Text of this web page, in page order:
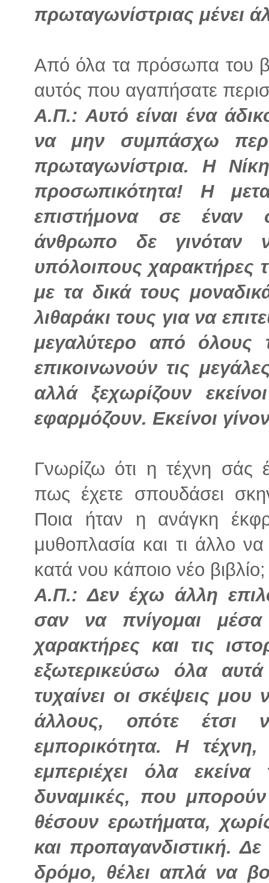
πρωταγωνίστριας μένει
Από όλα τα πρόσωπα του
αυτός που αγαπήσατε
Α.Π.: Αυτό είναι ένα
να μην συμπάσχω
πρωταγωνίστρια. Η
προσωπικότητα! Η
επιστήμονα σε έναν
άνθρωπο δε γινόταν
υπόλοιπους χαρακτήρες
με τα δικά τους
λιθαράκι τους για να
μεγαλύτερο από όλους
επικοινωνούν τις
αλλά ξεχωρίζουν
εφαρμόζουν. Εκείνοι
Γνωρίζω ότι η τέχνη σάς
πως έχετε σπουδάσει
Ποια ήταν η ανάγκη
μυθοπλασία και τι άλλο
κατά νου κάποιο νέο βιβλίο;
Α.Π.: Δεν έχω άλλη
σαν να πνίγομαι
χαρακτήρες και τις
εξωτερικεύσω όλα
τυχαίνει οι σκέψεις μου
άλλους, οπότε έτσι
εμπορικότητα. Η
εμπεριέχει όλα εκείνα
δυναμικές, που
θέσουν ερωτήματα,
και προπαγανδιστική. Δε
δρόμο, θέλει απλά να